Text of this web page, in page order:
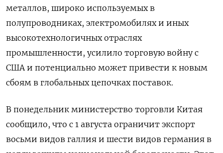
металлов, широко используемых в
полупроводниках, электромобилях и иных
высокотехнологичных отраслях
промышленности, усилило торговую войну с
США и потенциально может привести к новым
сбоям в глобальных цепочках поставок.
В понедельник министерство торговли Китая
сообщило, что с 1 августа ограничит экспорт
восьми видов галлия и шести видов германия в